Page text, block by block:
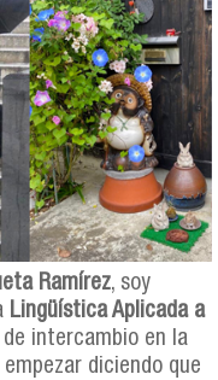
Ramírez, soy
Lingüística Aplicada a
intercambio en la
empezar diciendo que